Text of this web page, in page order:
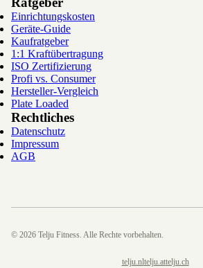
Einrichtungskosten
Geräte-Guide
Kaufratgeber
1:1 Kraftübertragung
ISO Zertifizierung
Profi vs. Consumer
Hersteller-Vergleich
Plate Loaded
Rechtliches
Datenschutz
Impressum
AGB
© 2026 Telju Fitness. Alle Rechte vorbehalten.
telju.nltelju.attelju.ch